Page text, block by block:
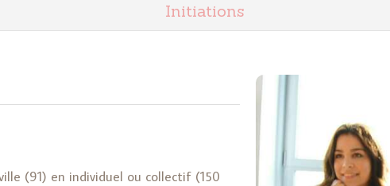
Initiations
(91) en individuel ou collectif (150